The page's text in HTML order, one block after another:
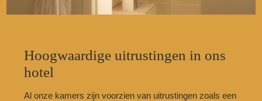
Hoogwaardige uitrustingen in ons
hotel
Al onze kamers zijn voorzien van uitrustingen zoals een